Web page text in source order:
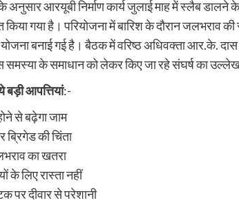
अनुसार आरयूबी निर्माण कार्य जुलाई माह में स्लैब
किया गया है। परियोजना में बारिश के दौरान जलभराव
बनाई गई है। बैठक में वरिष्ठ अधिवक्ता आर.के. दास
समस्या के समाधान को लेकर किए जा रहे संघर्ष का
आपत्तियां:-
से बढ़ेगा जाम
की चिंता
का खतरा
के लिए रास्ता नहीं
पर दीवार से परेशानी